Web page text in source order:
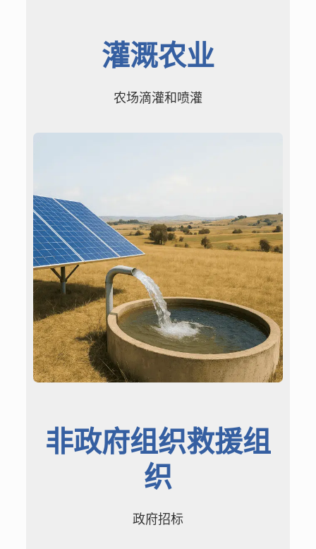
灌溉农业
农场滴灌和喷灌
非政府组织救援组
织
政府招标